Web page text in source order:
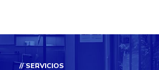
// SERVICIOS